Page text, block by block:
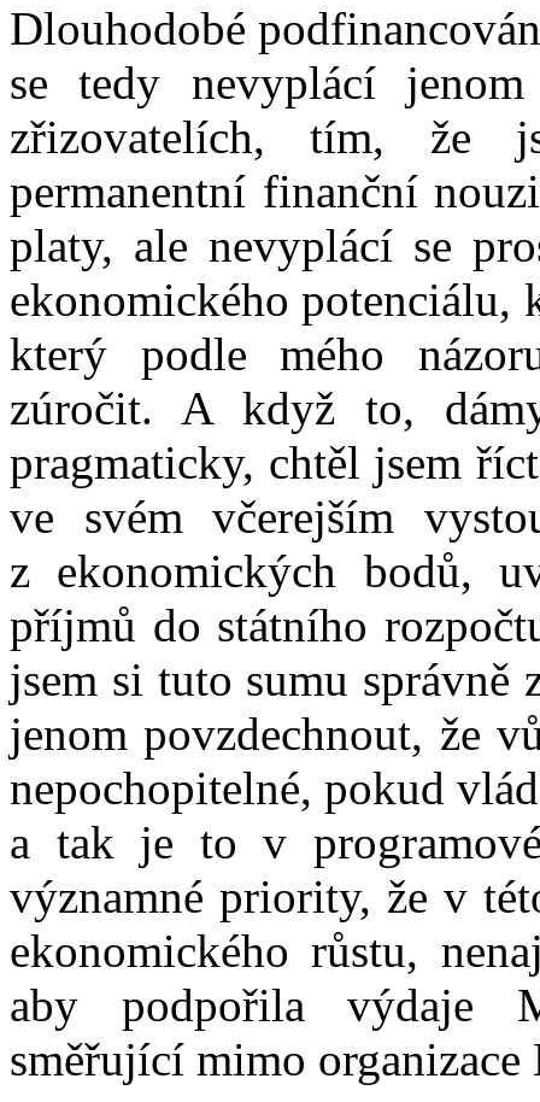
Dlouhodobé
se tedy nevyplácí
zřizovatelích, tím, že
permanentní finanční
platy, ale nevyplácí se
ekonomického potenciálu,
který podle mého
zúročit. A když to,
pragmaticky, chtěl jsem
ve svém včerejším
z ekonomických bodů,
příjmů do státního
jsem si tuto sumu správně
jenom povzdechnout, že
nepochopitelné, pokud
a tak je to v
významné priority, že v
ekonomického růstu,
aby podpořila výdaje
směřující mimo